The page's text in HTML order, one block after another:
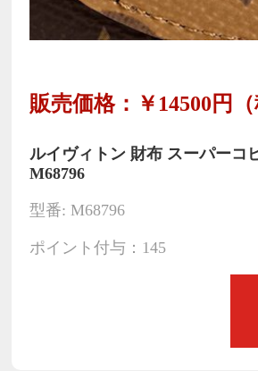
販売価格：￥14500円（
ルイヴィトン 財布 スーパーコ
M68796
型番: M68796
ポイント付与：145